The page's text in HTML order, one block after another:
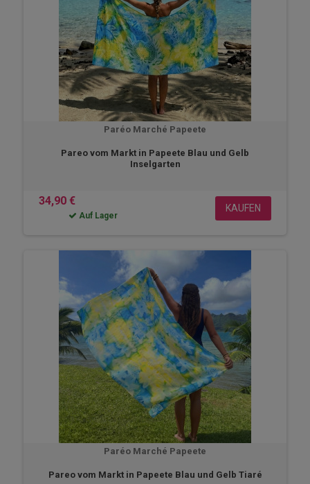
Paréo Marché Papeete
Pareo vom Markt in Papeete Blau und Gelb
Inselgarten
34,90 €
Auf Lager
KAUFEN
Paréo Marché Papeete
Pareo vom Markt in Papeete Blau und Gelb Tiaré